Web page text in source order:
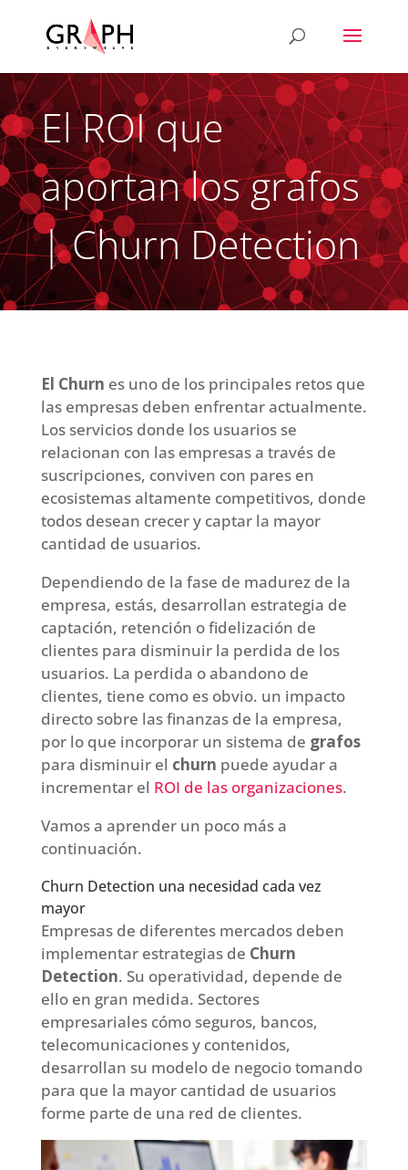
El ROI que
aportan los grafos
| Churn Detection
El Churn es uno de los principales retos que
las empresas deben enfrentar actualmente.
Los servicios donde los usuarios se
relacionan con las empresas a través de
suscripciones, conviven con pares en
ecosistemas altamente competitivos, donde
todos desean crecer y captar la mayor
cantidad de usuarios.
Dependiendo de la fase de madurez de la
empresa, estás, desarrollan estrategia de
captación, retención o fidelización de
clientes para disminuir la perdida de los
usuarios. La perdida o abandono de
clientes, tiene como es obvio. un impacto
directo sobre las finanzas de la empresa,
por lo que incorporar un sistema de grafos
para disminuir el churn puede ayudar a
incrementar el ROI de las organizaciones.
Vamos a aprender un poco más a
continuación.
Churn Detection una necesidad cada vez
mayor
Empresas de diferentes mercados deben
implementar estrategias de Churn
Detection. Su operatividad, depende de
ello en gran medida. Sectores
empresariales cómo seguros, bancos,
telecomunicaciones y contenidos,
desarrollan su modelo de negocio tomando
para que la mayor cantidad de usuarios
forme parte de una red de clientes.